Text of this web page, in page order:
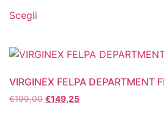
Scegli
VIRGINEX FELPA DEPARTMENT
€199,00 €149,25